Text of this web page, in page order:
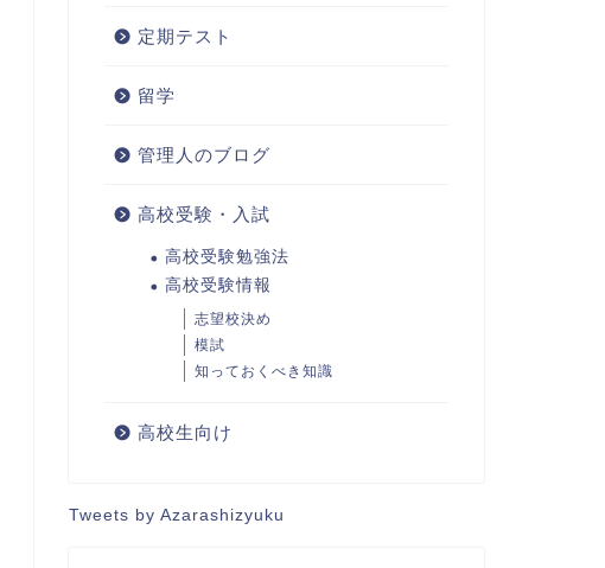
定期テスト
留学
管理人のブログ
高校受験・入試
高校受験勉強法
高校受験情報
志望校決め
模試
知っておくべき知識
高校生向け
Tweets by Azarashizyuku